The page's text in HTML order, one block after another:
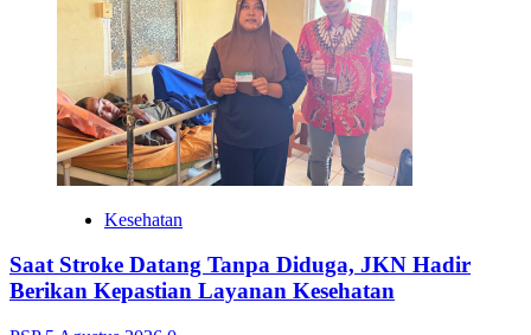
Kesehatan
Saat Stroke Datang Tanpa Diduga, JKN Hadir
Berikan Kepastian Layanan Kesehatan